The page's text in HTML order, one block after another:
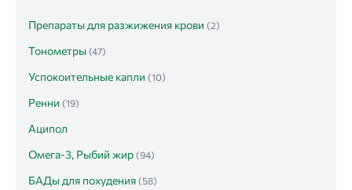
Препараты для разжижения крови (2)
Тонометры (47)
Успокоительные капли (10)
Ренни (19)
Аципол
Омега-3, Рыбий жир (94)
БАДы для похудения (58)